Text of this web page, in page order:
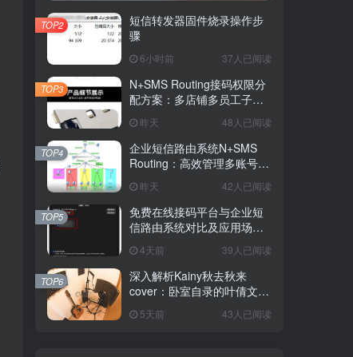
短信转发器固件烧录操作步
骤
6小时前 37人已阅读
TOP2
N+SMS Routing接码权限分
配方案：多店铺多员工子账
昨天 48人已阅读
TOP3
企业短信路由系统N+SMS
Routing：高效管理多账号验
昨天 42人已阅读
TOP4
免费在线接码平台与企业短
信路由系统对比及应用场景
4天前 39人已阅读
TOP5
深入解析Kainy秋去秋来
cover：卧室自录的叶倩文经
5天前 43人已阅读
TOP6